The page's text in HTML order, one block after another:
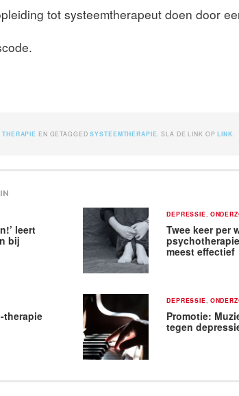
tot systeemtherapeut doen door
THERAPIE EN GETAGGEDSYSTEEMTHERAPIE . SLA DE LINK OPLINK
leert
bij
DEPRESSIE
Twee keer per
meest effectief
therapie
DEPRESSIE
Promotie:
tegen